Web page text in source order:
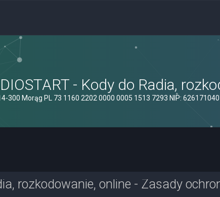
- Kody do Radia,
300 Morąg PL 73 1160 2202 0000 0005 1513 7293 NIP:
rozkodowanie, online - Zasady